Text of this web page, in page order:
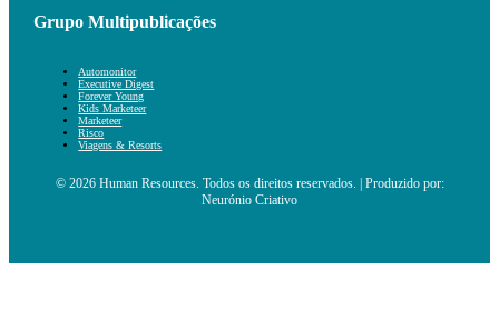
Grupo Multipublicações
Automonitor
Executive Digest
Forever Young
Kids Marketeer
Marketeer
Risco
Viagens & Resorts
© 2026 Human Resources. Todos os direitos reservados. | Produzido por:
Neurónio Criativo